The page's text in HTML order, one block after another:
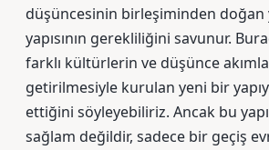
düşüncesinin birleşiminden
yapısının gerekliliğini savunur.
farklı kültürlerin ve düşünce
getirilmesiyle kurulan yeni bir
ettiğini söyleyebiliriz. Ancak bu
sağlam değildir, sadece bir geçiş